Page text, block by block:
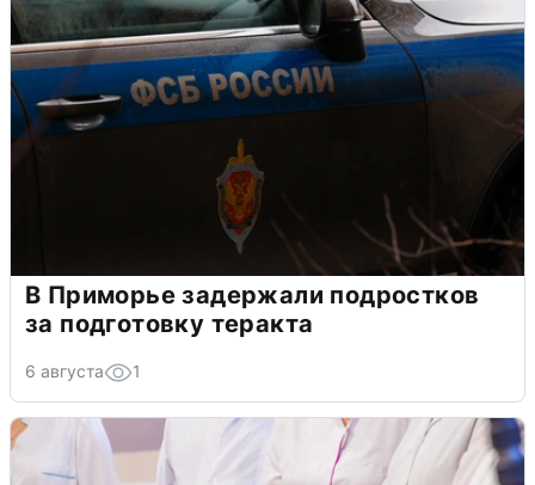
В Приморье задержали подростков
за подготовку теракта
6 августа 1